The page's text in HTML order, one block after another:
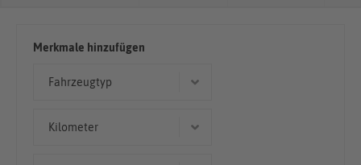
Merkmale hinzufügen
Fahrzeugtyp
Kilometer